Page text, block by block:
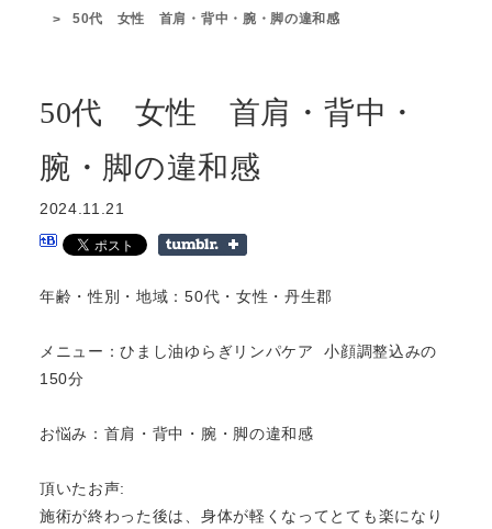
50代 女性 首肩・背中・腕・脚の違和感
50代 女性 首肩・背中・
腕・脚の違和感
2024.11.21
年齢・性別・地域：50代・女性・丹生郡
メニュー：ひまし油ゆらぎリンパケア 小顔調整込みの
150分
お悩み：首肩・背中・腕・脚の違和感
頂いたお声:
施術が終わった後は、身体が軽くなってとても楽になり